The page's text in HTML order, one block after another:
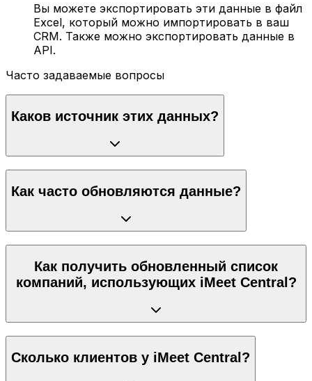
Вы можете экспортировать эти данные в файл
Excel, который можно импортировать в ваш
CRM. Также можно экспортировать данные в
API.
Часто задаваемые вопросы
Каков источник этих данных?
Как часто обновляются данные?
Как получить обновленный список
компаний, использующих iMeet Central?
Сколько клиентов у iMeet Central?